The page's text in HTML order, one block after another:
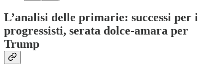
L’analisi delle primarie: successi per i
progressisti, serata dolce-amara per
Trump